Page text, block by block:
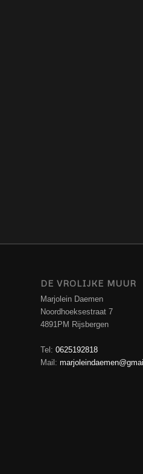
DE VROLIJKE MUUR
Marjolein Daemen
Noordhoeksestraat 7
4891PM Rijsbergen
Tel: 0625192818
Mail: